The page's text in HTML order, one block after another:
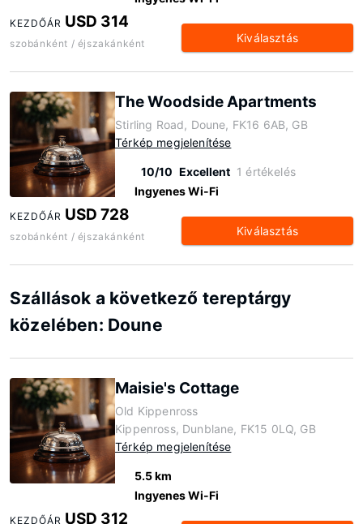
KEZDŐÁR USD 314
szobánként / éjszakánként Kiválasztás
The Woodside Apartments
Stirling Road, Doune, FK16 6AB, GB
Térkép megjelenítése
10/10 Excellent 1 értékelés
Ingyenes Wi-Fi
KEZDŐÁR USD 728
szobánként / éjszakánként Kiválasztás
Szállások a következő tereptárgy
közelében: Doune
Maisie's Cottage
Old Kippenross
Kippenross, Dunblane, FK15 0LQ, GB
Térkép megjelenítése
5.5 km
Ingyenes Wi-Fi
KEZDŐÁR USD 312